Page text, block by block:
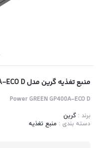
منبع تغذیه گرین مدل GREEN GP400A-ECO D
Power GREEN GP400A-ECO D
برند :گرین
دسته بندی : منبع تغذیه